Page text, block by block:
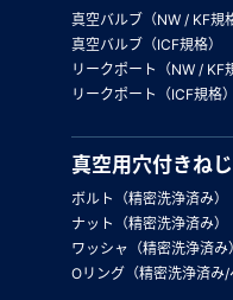
真空バルブ（NW / KF規
真空バルブ（ICF規格）
リークポート（NW / KF
リークポート（ICF規格）
真空用穴付きねじ
ボルト（精密洗浄済み）
ナット（精密洗浄済み）
ワッシャ（精密洗浄済み）
Oリング（精密洗浄済み/